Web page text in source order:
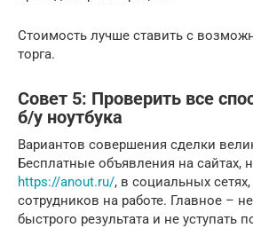
Стоимость лучше ставить с
торга.
Совет 5: Проверить все
б/у ноутбука
Вариантов совершения сделки
Бесплатные объявления на сайтах,
https://anout.ru/, в социальных
сотрудников на работе. Главное –
быстрого результата и не уступать